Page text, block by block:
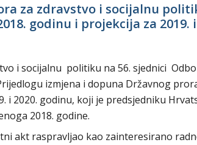
za zdravstvo i socijalnu
godinu i projekcija za 2019.
i socijalnu politiku na 56. sjednici
izmjena i dopuna Državnog
i 2020. godinu, koji je predsjedniku
2018. godine.
akt raspravljao kao zainteresirano